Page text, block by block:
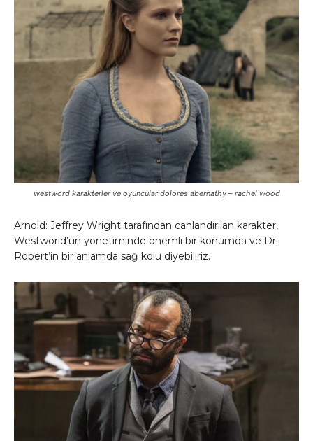
westword karakterler ve oyuncular dolores abernathy – rachel wood
Arnold: Jeffrey Wright tarafından canlandırılan karakter,
Westworld’ün yönetiminde önemli bir konumda ve Dr.
Robert’in bir anlamda sağ kolu diyebiliriz.